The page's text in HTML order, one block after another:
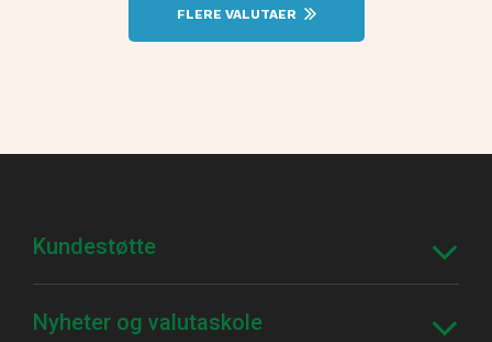
FLERE VALUTAER
Kundestøtte
Nyheter og valutaskole